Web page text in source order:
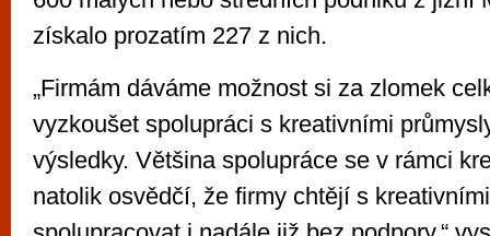
získalo prozatím 227 z nich.
„Firmám dáváme možnost si za zlomek
vyzkoušet spolupráci s kreativními
výsledky. Většina spolupráce se v rámci
natolik osvědčí, že firmy chtějí s